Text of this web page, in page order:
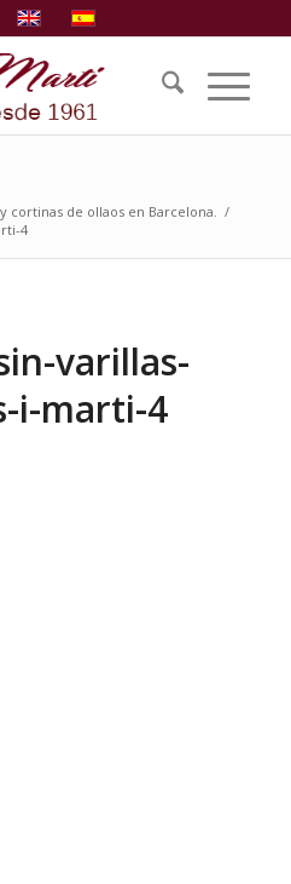
cortinas de ollaos en Barcelona. /
4
varillas-
i-marti-4